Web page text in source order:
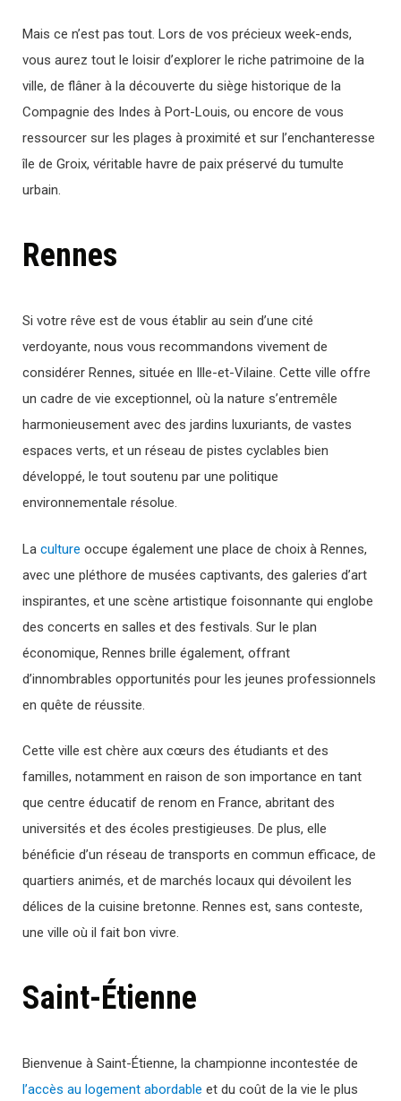
Mais ce n’est pas tout. Lors de vos précieux week-ends,
vous aurez tout le loisir d’explorer le riche patrimoine de la
ville, de flâner à la découverte du siège historique de la
Compagnie des Indes à Port-Louis, ou encore de vous
ressourcer sur les plages à proximité et sur l’enchanteresse
île de Groix, véritable havre de paix préservé du tumulte
urbain.
Rennes
Si votre rêve est de vous établir au sein d’une cité
verdoyante, nous vous recommandons vivement de
considérer Rennes, située en Ille-et-Vilaine. Cette ville offre
un cadre de vie exceptionnel, où la nature s’entremêle
harmonieusement avec des jardins luxuriants, de vastes
espaces verts, et un réseau de pistes cyclables bien
développé, le tout soutenu par une politique
environnementale résolue.
La culture occupe également une place de choix à Rennes,
avec une pléthore de musées captivants, des galeries d’art
inspirantes, et une scène artistique foisonnante qui englobe
des concerts en salles et des festivals. Sur le plan
économique, Rennes brille également, offrant
d’innombrables opportunités pour les jeunes professionnels
en quête de réussite.
Cette ville est chère aux cœurs des étudiants et des
familles, notamment en raison de son importance en tant
que centre éducatif de renom en France, abritant des
universités et des écoles prestigieuses. De plus, elle
bénéficie d’un réseau de transports en commun efficace, de
quartiers animés, et de marchés locaux qui dévoilent les
délices de la cuisine bretonne. Rennes est, sans conteste,
une ville où il fait bon vivre.
Saint-Étienne
Bienvenue à Saint-Étienne, la championne incontestée de
l’accès au logement abordable et du coût de la vie le plus